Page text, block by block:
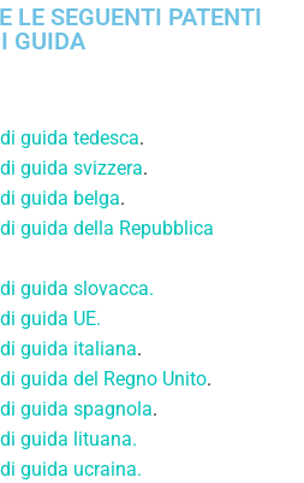
LE SEGUENTI PATENTI
GUIDA
guida tedesca.
guida svizzera.
guida belga.
guida della Repubblica
guida slovacca.
guida UE.
guida italiana.
guida del Regno Unito.
guida spagnola.
guida lituana.
guida ucraina.